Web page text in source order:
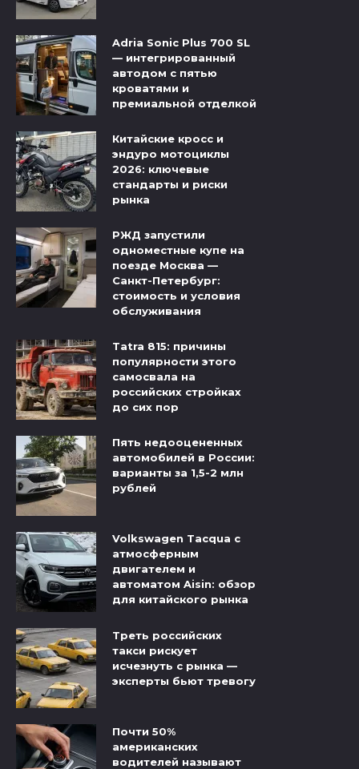
Adria Sonic Plus 700 SL
— интегрированный
автодом с пятью
кроватями и
премиальной отделкой
Китайские кросс и
эндуро мотоциклы
2026: ключевые
стандарты и риски
рынка
РЖД запустили
одноместные купе на
поезде Москва —
Санкт-Петербург:
стоимость и условия
обслуживания
Tatra 815: причины
популярности этого
самосвала на
российских стройках
до сих пор
Пять недооцененных
автомобилей в России:
варианты за 1,5-2 млн
рублей
Volkswagen Tacqua с
атмосферным
двигателем и
автоматом Aisin: обзор
для китайского рынка
Треть российских
такси рискует
исчезнуть с рынка —
эксперты бьют тревогу
Почти 50%
американских
водителей называют